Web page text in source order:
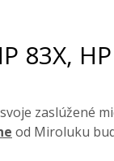
83X,
zaslúžené
od Miroluku